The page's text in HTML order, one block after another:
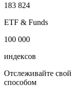
183 824
ETF & Funds
100 000
индексов
Отслеживайте
способом